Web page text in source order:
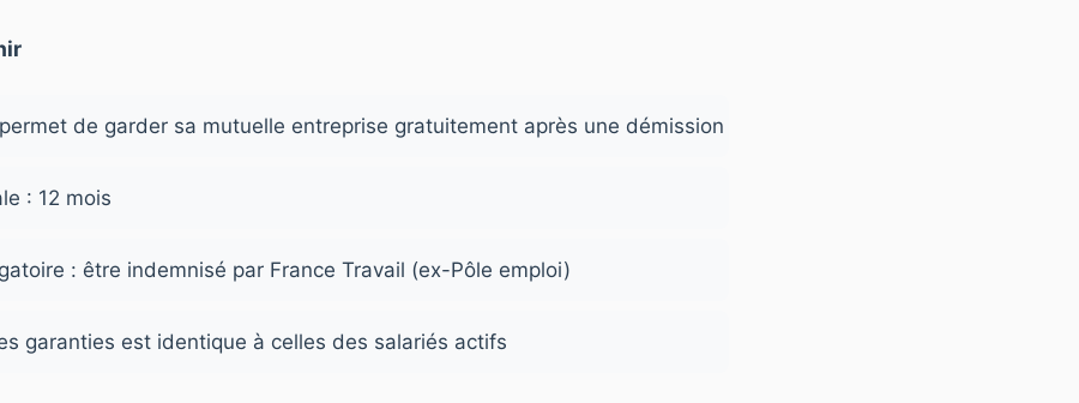
de garder sa mutuelle entreprise gratuitement après une démission
: 12 mois
: être indemnisé par France Travail (ex-Pôle emploi)
garanties est identique à celles des salariés actifs